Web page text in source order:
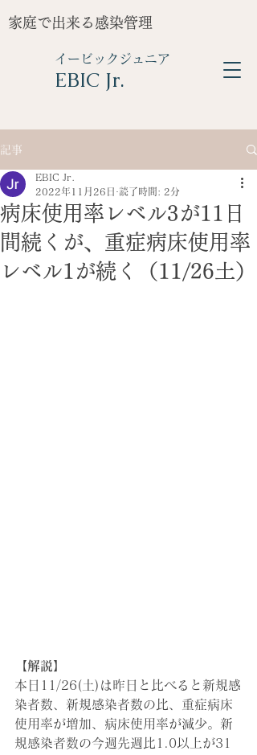
家庭で出来る感染管理
イービックジュニア
​EBIC Jr.
記事
病床使用率レベル3が11日
間続くが、重症病床使用率
レベル1が続く（11/26土）
EBIC Jr.
2022年11月26日
読了時間: 2分
【解説】
本日11/26(土)は昨日と比べると新規感
染者数、新規感染者数の比、重症病床
使用率が増加、病床使用率が減少。新
規感染者数の今週先週比1.0以上が31